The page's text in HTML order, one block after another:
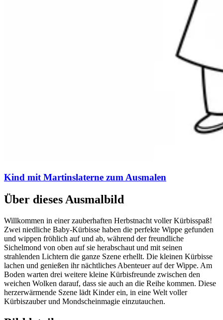
Kind mit Martinslaterne zum Ausmalen
Über dieses Ausmalbild
Willkommen in einer zauberhaften Herbstnacht voller Kürbisspaß!
Zwei niedliche Baby-Kürbisse haben die perfekte Wippe gefunden
und wippen fröhlich auf und ab, während der freundliche
Sichelmond von oben auf sie herabschaut und mit seinen
strahlenden Lichtern die ganze Szene erhellt. Die kleinen Kürbisse
lachen und genießen ihr nächtliches Abenteuer auf der Wippe. Am
Boden warten drei weitere kleine Kürbisfreunde zwischen den
weichen Wolken darauf, dass sie auch an die Reihe kommen. Diese
herzerwärmende Szene lädt Kinder ein, in eine Welt voller
Kürbiszauber und Mondscheinmagie einzutauchen.